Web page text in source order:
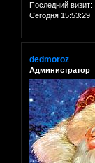
Последний визит:
Сегодня 15:53:29
dedmoroz
Администратор